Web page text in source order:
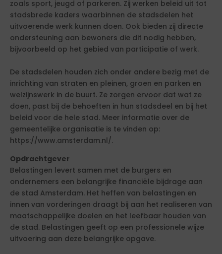
zoals sport, jeugd of parkeren. Zij werken beleid uit tot
stadsbrede kaders waarbinnen de stadsdelen het
uitvoerende werk kunnen doen. Ook bieden zij directe
ondersteuning aan bewoners die dit nodig hebben,
bijvoorbeeld op het gebied van participatie of werk.
De stadsdelen houden zich onder andere bezig met de
inrichting van straten en pleinen, groen en parken en
welzijnswerk in de buurt. Ze zorgen ervoor dat wat ze
doen, past bij de behoeften in hun stadsdeel en bij het
beleid voor de hele stad. Meer informatie over de
gemeentelijke organisatie is te vinden op:
https://www.amsterdam.nl/.
Opdrachtgever
Belastingen levert samen met de burgers en
ondernemers een belangrijke financiële bijdrage aan
de stad Amsterdam. Het heffen van belastingen en
innen van vorderingen draagt bij aan het realiseren van
maatschappelijke doelen en het leefbaar houden van
de stad. Belastingen geeft op een professionele wijze
uitvoering aan deze belangrijke opgave.